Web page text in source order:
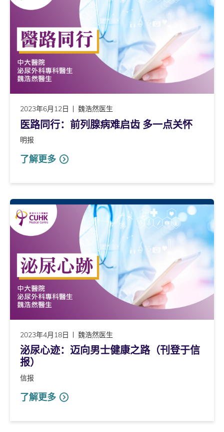
2023年6月12日 魏浩然医生
医路同行：前列腺病难启齿 多一点关怀
明报
了解更多
2023年4月18日 魏浩然医生
泌尿心迹：迈向男士健康之路（刊登于信
报）
信报
了解更多